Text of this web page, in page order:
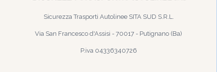
Sicurezza Trasporti Autolinee SITA SUD S.R.L.
Via San Francesco d'Assisi - 70017 - Putignano (Ba)
P.iva 04336340726